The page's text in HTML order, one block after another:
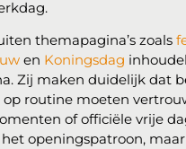
themapagina’s zoals
en Koningsdag
Zij maken duidelijk dat
routine moeten
of officiële vrije
openingspatroon,